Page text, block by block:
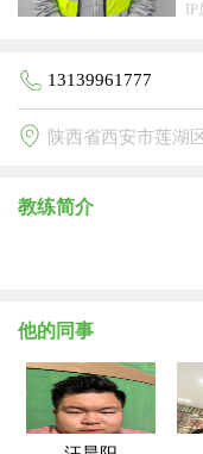
13139961777
教练简介
他的同事